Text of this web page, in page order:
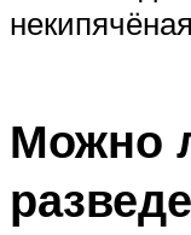
Можно